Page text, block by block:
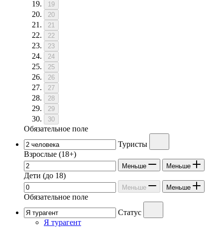
19
20
21
22
23
24
25
26
27
28
29
30
Обязательное поле
Туристы
Взрослые (18+)
Меньше Меньше
Дети (до 18)
Меньше Меньше
Обязательное поле
Статус
Я турагент